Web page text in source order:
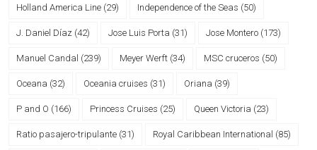
Holland America Line (29) Independence of the Seas (50)
J. Daniel Díaz (42) Jose Luis Porta (31) Jose Montero (173)
Manuel Candal (239) Meyer Werft (34) MSC cruceros (50)
Oceana (32) Oceania cruises (31) Oriana (39)
P and O (166) Princess Cruises (25) Queen Victoria (23)
Ratio pasajero-tripulante (31) Royal Caribbean International (85)